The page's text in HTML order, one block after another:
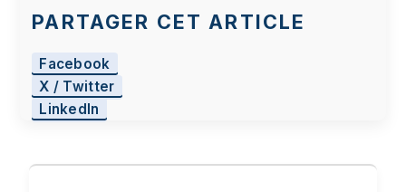
PARTAGER CET ARTICLE
Facebook
X / Twitter
LinkedIn